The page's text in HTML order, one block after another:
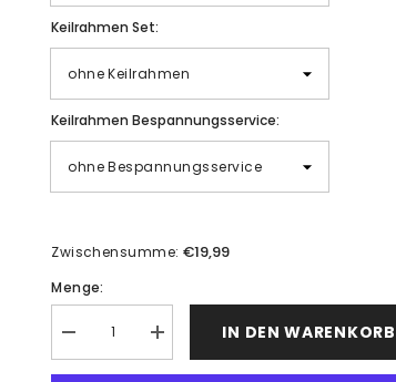
Keilrahmen Set:
Keilrahmen Bespannungsservice:
Zwischensumme:€19,99
Menge:
verringern
für
Menge
erhöhen
für
IN DEN WARENKORB